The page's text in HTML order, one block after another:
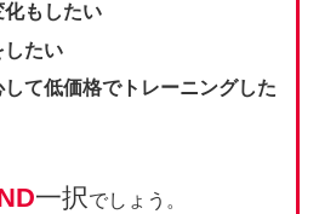
もしたい
したい
て低価格でトレーニングした
一択でしょう。